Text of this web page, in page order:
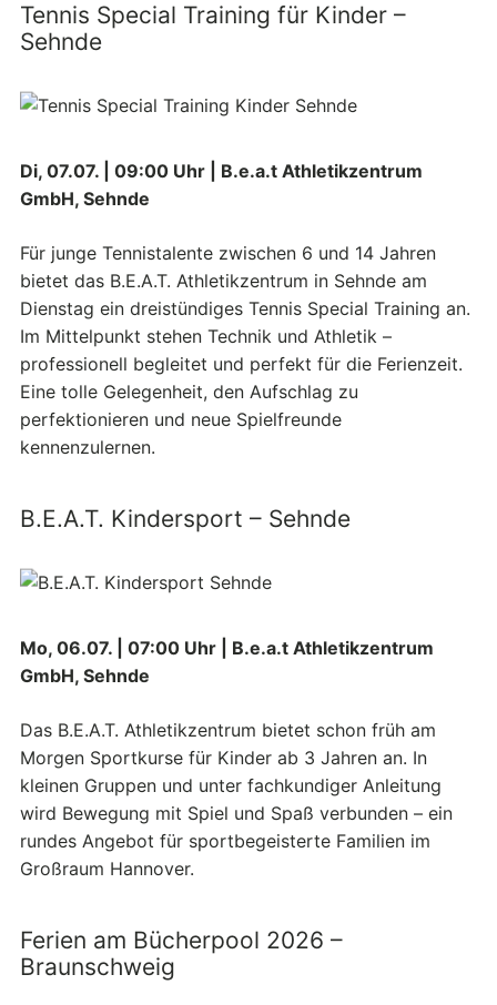
Tennis Special Training für Kinder –
Sehnde
Di, 07.07. | 09:00 Uhr | B.e.a.t Athletikzentrum
GmbH, Sehnde
Für junge Tennistalente zwischen 6 und 14 Jahren
bietet das B.E.A.T. Athletikzentrum in Sehnde am
Dienstag ein dreistündiges Tennis Special Training an.
Im Mittelpunkt stehen Technik und Athletik –
professionell begleitet und perfekt für die Ferienzeit.
Eine tolle Gelegenheit, den Aufschlag zu
perfektionieren und neue Spielfreunde
kennenzulernen.
B.E.A.T. Kindersport – Sehnde
Mo, 06.07. | 07:00 Uhr | B.e.a.t Athletikzentrum
GmbH, Sehnde
Das B.E.A.T. Athletikzentrum bietet schon früh am
Morgen Sportkurse für Kinder ab 3 Jahren an. In
kleinen Gruppen und unter fachkundiger Anleitung
wird Bewegung mit Spiel und Spaß verbunden – ein
rundes Angebot für sportbegeisterte Familien im
Großraum Hannover.
Ferien am Bücherpool 2026 –
Braunschweig